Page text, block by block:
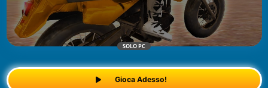
SOLO PC
Gioca Adesso!